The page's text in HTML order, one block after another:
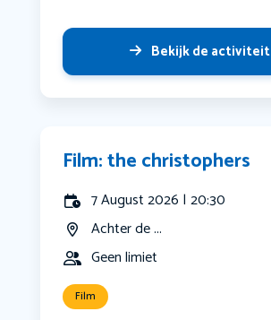
Bekijk de activiteit
Film: the christophers
7 August 2026 | 20:30
Achter de ...
Geen limiet
Film